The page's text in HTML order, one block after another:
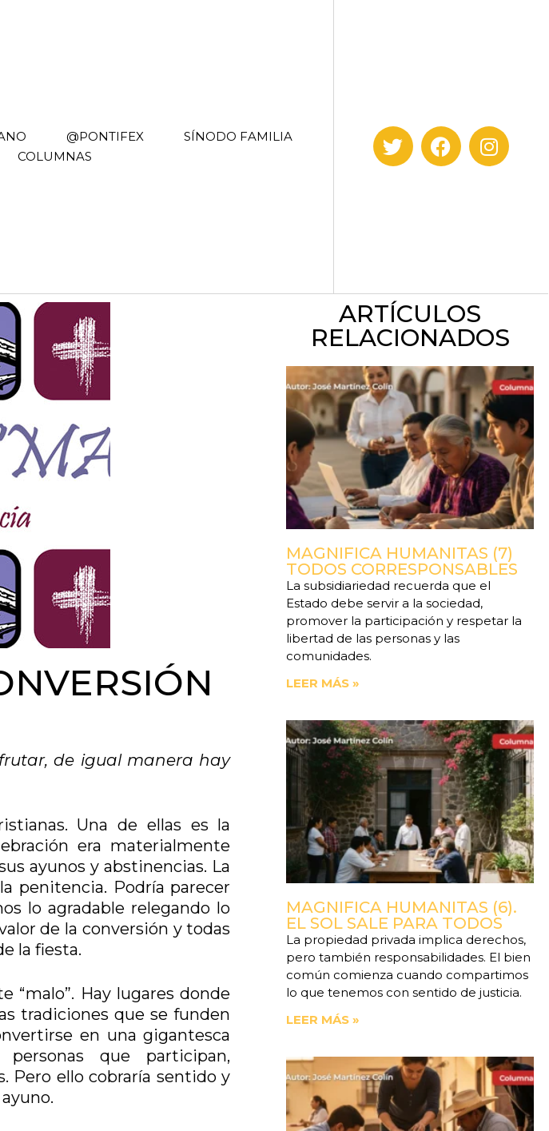
@PONTIFEX
SÍNODO FAMILIA
COLUMNAS
de igual manera hay
Una de ellas es la
era materialmente
ayunos y abstinencias. La
penitencia. Podría parecer
lo agradable relegando lo
de la conversión y todas
la fiesta.
“malo”. Hay lugares donde
tradiciones que se funden
en una gigantesca
que participan,
Pero ello cobraría sentido y
ARTÍCULOS
RELACIONADOS
MAGNIFICA HUMANITAS (7)
TODOS CORRESPONSABLES
La subsidiariedad recuerda que el
Estado debe servir a la sociedad,
promover la participación y respetar la
libertad de las personas y las
comunidades.
LEER MÁS »
MAGNIFICA HUMANITAS (6).
EL SOL SALE PARA TODOS
La propiedad privada implica derechos,
pero también responsabilidades. El bien
común comienza cuando compartimos
lo que tenemos con sentido de justicia.
LEER MÁS »